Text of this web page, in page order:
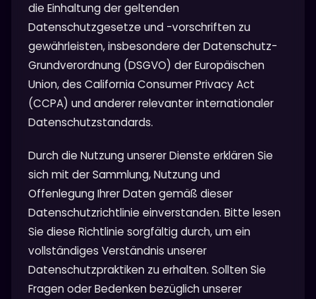
die Einhaltung der geltenden
Datenschutzgesetze und -vorschriften zu
gewährleisten, insbesondere der Datenschutz-
Grundverordnung (DSGVO) der Europäischen
Union, des California Consumer Privacy Act
(CCPA) und anderer relevanter internationaler
Datenschutzstandards.
Durch die Nutzung unserer Dienste erklären Sie
sich mit der Sammlung, Nutzung und
Offenlegung Ihrer Daten gemäß dieser
Datenschutzrichtlinie einverstanden. Bitte lesen
Sie diese Richtlinie sorgfältig durch, um ein
vollständiges Verständnis unserer
Datenschutzpraktiken zu erhalten. Sollten Sie
Fragen oder Bedenken bezüglich unserer